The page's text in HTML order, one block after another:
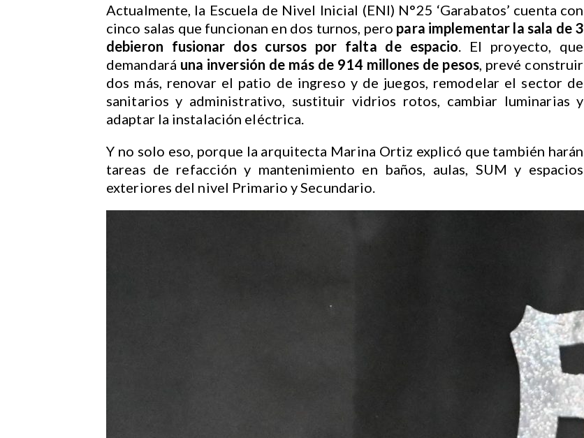
Actualmente, la Escuela de Nivel Inicial (ENI) N°25 ‘Garabatos’ cuenta con
cinco salas que funcionan en dos turnos, pero para implementar la sala de 3
debieron fusionar dos cursos por falta de espacio. El proyecto, que
demandará una inversión de más de 914 millones de pesos, prevé construir
dos más, renovar el patio de ingreso y de juegos, remodelar el sector de
sanitarios y administrativo, sustituir vidrios rotos, cambiar luminarias y
adaptar la instalación eléctrica.
Y no solo eso, porque la arquitecta Marina Ortiz explicó que también harán
tareas de refacción y mantenimiento en baños, aulas, SUM y espacios
exteriores del nivel Primario y Secundario.